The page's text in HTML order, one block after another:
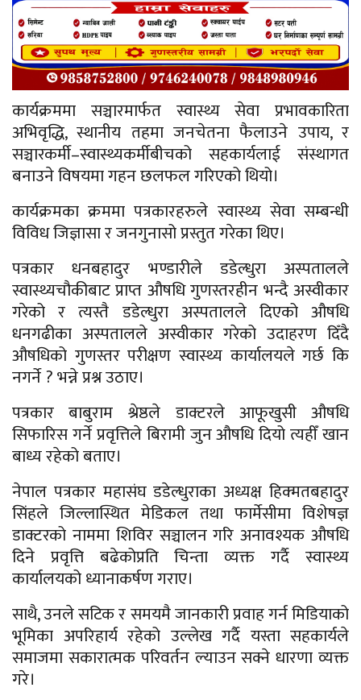
कार्यक्रममा सञ्चारमार्फत स्वास्थ्य सेवा प्रभावकारिता
अभिवृद्धि, स्थानीय तहमा जनचेतना फैलाउने उपाय, र
सञ्चारकर्मी–स्वास्थ्यकर्मीबीचको सहकार्यलाई संस्थागत
बनाउने विषयमा गहन छलफल गरिएको थियो।
कार्यक्रमका क्रममा पत्रकारहरुले स्वास्थ्य सेवा सम्बन्धी
विविध जिज्ञासा र जनगुनासो प्रस्तुत गरेका थिए।
पत्रकार धनबहादुर भण्डारीले डडेल्धुरा अस्पतालले
स्वास्थ्यचौकीबाट प्राप्त औषधि गुणस्तरहीन भन्दै अस्वीकार
गरेको र त्यस्तै डडेल्धुरा अस्पतालले दिएको औषधि
धनगढीका अस्पतालले अस्वीकार गरेको उदाहरण दिँदै
औषधिको गुणस्तर परीक्षण स्वास्थ्य कार्यालयले गर्छ कि
नगर्ने ? भन्ने प्रश्न उठाए।
पत्रकार बाबुराम श्रेष्ठले डाक्टरले आफूखुसी औषधि
सिफारिस गर्ने प्रवृत्तिले बिरामी जुन औषधि दियो त्यहीँ खान
बाध्य रहेको बताए।
नेपाल पत्रकार महासंघ डडेल्धुराका अध्यक्ष हिक्मतबहादुर
सिंहले जिल्लास्थित मेडिकल तथा फार्मेसीमा विशेषज्ञ
डाक्टरको नाममा शिविर सञ्चालन गरि अनावश्यक औषधि
दिने प्रवृत्ति बढेकोप्रति चिन्ता व्यक्त गर्दै स्वास्थ्य
कार्यालयको ध्यानाकर्षण गराए।
साथै, उनले सटिक र समयमै जानकारी प्रवाह गर्न मिडियाको
भूमिका अपरिहार्य रहेको उल्लेख गर्दै यस्ता सहकार्यले
समाजमा सकारात्मक परिवर्तन ल्याउन सक्ने धारणा व्यक्त
गरे।